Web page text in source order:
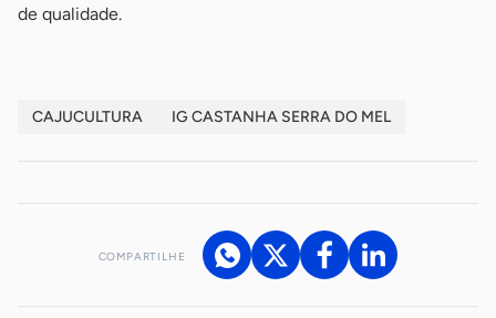
de qualidade.
CAJUCULTURA IG CASTANHA SERRA DO MEL
COMPARTILHE